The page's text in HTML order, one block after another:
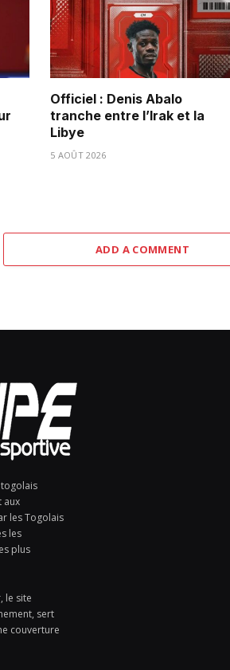
Officiel : Denis Abalo
tranche entre l’Irak et la
Libye
5 AOÛT 2026
ADD A COMMENT
togolais
aux
les Togolais
les
plus
le site
sert
couverture